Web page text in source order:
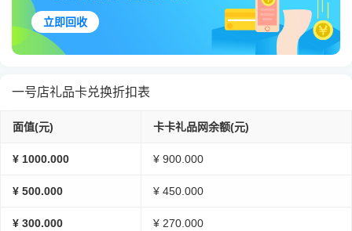
立即回收
一号店礼品卡兑换折扣表
面值(元) 卡卡礼品网余额(元)
¥ 1000.000 ¥ 900.000
¥ 500.000 ¥ 450.000
¥ 300.000 ¥ 270.000